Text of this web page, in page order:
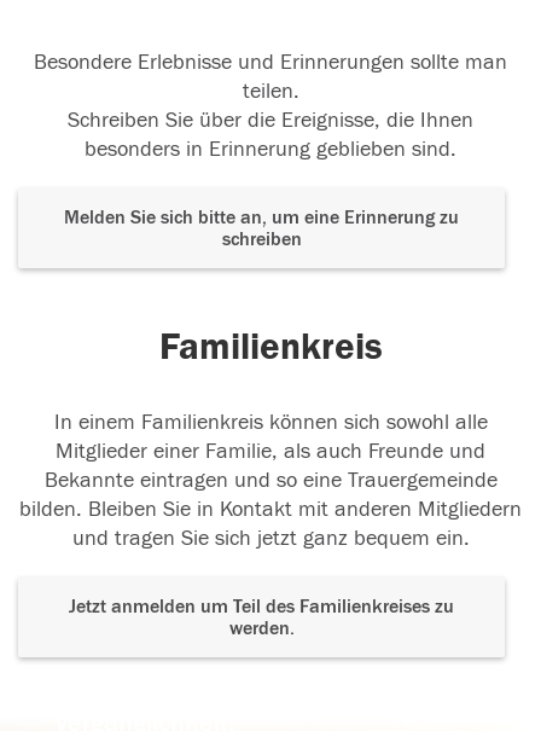
Besondere Erlebnisse und Erinnerungen sollte man
teilen.
Schreiben Sie über die Ereignisse, die Ihnen
besonders in Erinnerung geblieben sind.
Melden Sie sich bitte an, um eine Erinnerung zu
schreiben
Familienkreis
In einem Familienkreis können sich sowohl alle
Mitglieder einer Familie, als auch Freunde und
Bekannte eintragen und so eine Trauergemeinde
bilden. Bleiben Sie in Kontakt mit anderen Mitgliedern
und tragen Sie sich jetzt ganz bequem ein.
Jetzt anmelden um Teil des Familienkreises zu
werden.